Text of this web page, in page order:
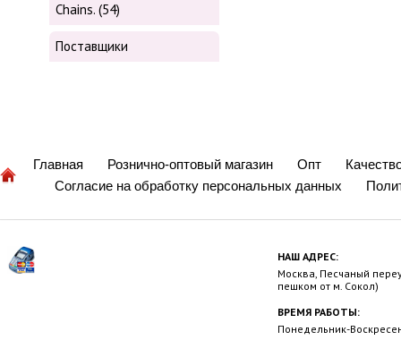
Chains. (54)
Поставщики
Главная Рознично-оптовый магазин Опт
Согласие на обработку персональных данных
НАШ АДРЕС:
Москва, Песчаный
пешком от м. Сокол)
ВРЕМЯ РАБОТЫ:
Понедельник-